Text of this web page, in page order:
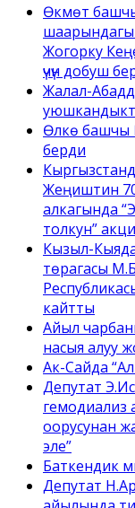
Өкмөт
шаарындагы
Жогорку
үчүн добуш
Жалал-
Өлкө башчы
берди
Жеңиштин
алкагында
толкун”
Кызыл-
төрагасы
кайтты
Айыл
насыя алуу
Ак-Сайда
Депутат
гемодиализ
оорусунан
эле”
Баткендик
Депутат